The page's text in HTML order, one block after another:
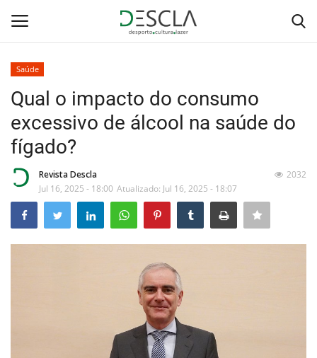
Home
...by Descla
Desporto
Saúde
Qual o impacto do consumo
excessivo de álcool na saúde do
fígado?
Revista Descla
Jul 16, 2025 - 18:00 Atualizado: Jul 16, 2025 - 18:07
2032